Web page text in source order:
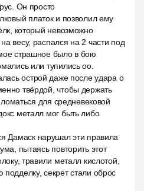
Он просто
платок и позволил ему
который невозможно
весу, распался на 2 части под
страшное было в бою
или тупились оо.
острой даже после удара о
твёрдой, чтобы держать
для средневековой
металл мог быть либо
Дамаск нарушал эти правила
пытаясь повторить этот
травили металл кислотой,
секрет стали оброс